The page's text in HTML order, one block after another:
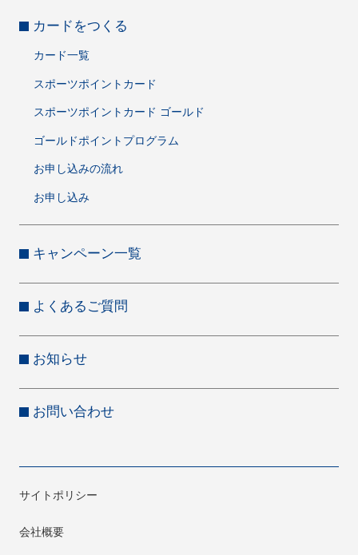
カードをつくる
カード一覧
スポーツポイントカード
スポーツポイントカード ゴールド
ゴールドポイントプログラム
お申し込みの流れ
お申し込み
キャンペーン一覧
よくあるご質問
お知らせ
お問い合わせ
サイトポリシー
会社概要